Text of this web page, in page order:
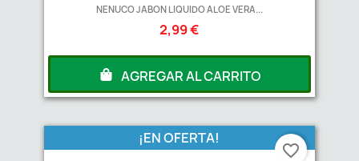
NENUCO JABON LIQUIDO ALOE VERA...
2,99 €
AGREGAR AL CARRITO
A partir de2Unds2,00 €
¡EN OFERTA!
favorite_border